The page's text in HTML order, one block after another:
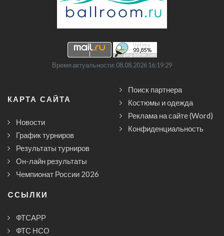
Время актуальности: 08.08.2026 16:19:29
КАРТА САЙТА
Новости
График турниров
Результаты турниров
Он-лайн результаты
Чемпионат России 2026
Поиск партнера
Костюмы и одежда
Реклама на сайте (Word)
Конфиденциальность
CСЫЛКИ
ФТСАРР
ФТС НСО